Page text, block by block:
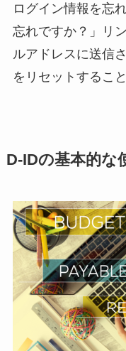
ログイン情報を忘
忘れですか？」リ
ルアドレスに送信
をリセットするこ
D-IDの基本的な